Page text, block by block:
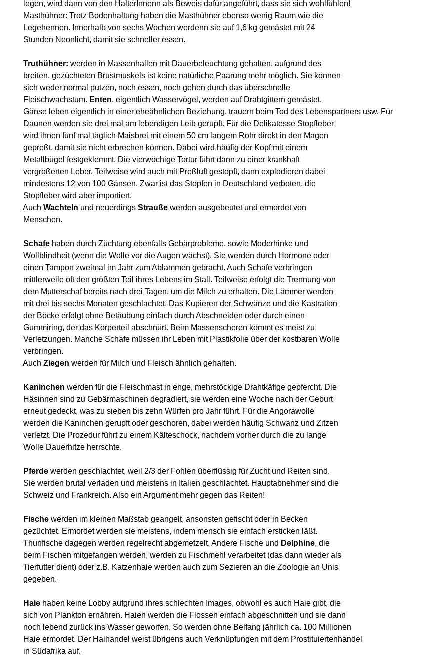
legen, wird dann von den HalterInnenn als Beweis dafür angeführt, dass sie sich wohlfühlen!
Masthühner: Trotz Bodenhaltung haben die Masthühner ebenso wenig Raum wie die
Legehennen. Innerhalb von sechs Wochen werdenn sie auf 1,6 kg gemästet mit 24
Stunden Neonlicht, damit sie schneller essen.
Truthühner: werden in Massenhallen mit Dauerbeleuchtung gehalten, aufgrund des
breiten, gezüchteten Brustmuskels ist keine natürliche Paarung mehr möglich. Sie können
sich weder normal putzen, noch essen, noch gehen durch das überschnelle
Fleischwachstum. Enten, eigentlich Wasservögel, werden auf Drahtgittern gemästet.
Gänse leben eigentlich in einer eheähnlichen Beziehung, trauern beim Tod des Lebenspartners usw. Für
Daunen werden sie drei mal am lebendigen Leib gerupft. Für die Delikatesse Stopfleber
wird ihnen fünf mal täglich Maisbrei mit einem 50 cm langem Rohr direkt in den Magen
gepreßt, damit sie nicht erbrechen können. Dabei wird häufig der Kopf mit einem
Metallbügel festgeklemmt. Die vierwöchige Tortur führt dann zu einer krankhaft
vergrößerten Leber. Teilweise wird auch mit Preßluft gestopft, dann explodieren dabei
mindestens 12 von 100 Gänsen. Zwar ist das Stopfen in Deutschland verboten, die
Stopfleber wird aber importiert.
Auch Wachteln und neuerdings Strauße werden ausgebeutet und ermordet von
Menschen.
Schafe haben durch Züchtung ebenfalls Gebärprobleme, sowie Moderhinke und
Wollblindheit (wenn die Wolle vor die Augen wächst). Sie werden durch Hormone oder
einen Tampon zweimal im Jahr zum Ablammen gebracht. Auch Schafe verbringen
mittlerweile oft den größten Teil ihres Lebens im Stall. Teilweise erfolgt die Trennung von
dem Mutterschaf bereits nach drei Tagen, um die Milch zu erhalten. Die Lämmer werden
mit drei bis sechs Monaten geschlachtet. Das Kupieren der Schwänze und die Kastration
der Böcke erfolgt ohne Betäubung einfach durch Abschneiden oder durch einen
Gummiring, der das Körperteil abschnürt. Beim Massenscheren kommt es meist zu
Verletzungen. Manche Schafe müssen ihr Leben mit Plastikfolie über der kostbaren Wolle
verbringen.
Auch Ziegen werden für Milch und Fleisch ähnlich gehalten.
Kaninchen werden für die Fleischmast in enge, mehrstöckige Drahtkäfige gepfercht. Die
Häsinnen sind zu Gebärmaschinen degradiert, sie werden eine Woche nach der Geburt
erneut gedeckt, was zu sieben bis zehn Würfen pro Jahr führt. Für die Angorawolle
werden die Kaninchen gerupft oder geschoren, dabei werden häufig Schwanz und Zitzen
verletzt. Die Prozedur führt zu einem Kälteschock, nachdem vorher durch die zu lange
Wolle Dauerhitze herrschte.
Pferde werden geschlachtet, weil 2/3 der Fohlen überflüssig für Zucht und Reiten sind.
Sie werden brutal verladen und meistens in Italien geschlachtet. Hauptabnehmer sind die
Schweiz und Frankreich. Also ein Argument mehr gegen das Reiten!
Fische werden im kleinen Maßstab geangelt, ansonsten gefischt oder in Becken
gezüchtet. Ermordet werden sie meistens, indem mensch sie einfach ersticken läßt.
Thunfische dagegen werden regelrecht abgemetzelt. Andere Fische und Delphine, die
beim Fischen mitgefangen werden, werden zu Fischmehl verarbeitet (das dann wieder als
Tierfutter dient) oder z.B. Katzenhaie werden auch zum Sezieren an die Zoologie an Unis
gegeben.
Haie haben keine Lobby aufgrund ihres schlechten Images, obwohl es auch Haie gibt, die
sich von Plankton ernähren. Haien werden die Flossen einfach abgeschnitten und sie dann
noch lebend zurück ins Wasser geworfen. So werden ohne Beifang jährlich ca. 100 Millionen
Haie ermordet. Der Haihandel weist übrigens auch Verknüpfungen mit dem Prostituiertenhandel
in Südafrika auf.